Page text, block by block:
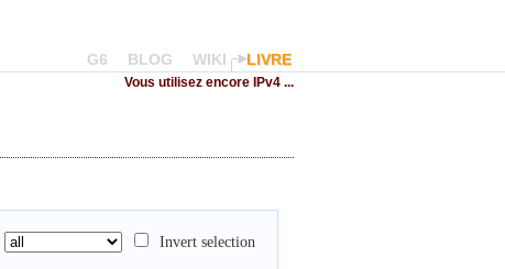
G6 BLOG WIKI LIVRE
Vous utilisez encore IPv4 ...
Invert selection